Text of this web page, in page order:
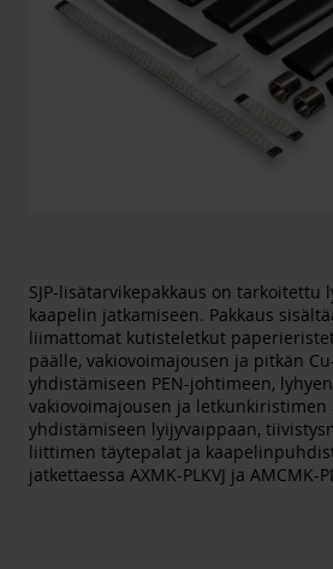
SJP-lisätarvikepakkaus on tarkoitettu
kaapelin jatkamiseen. Pakkaus
liimattomat kutisteletkut
päälle, vakiovoimajousen ja pitkän
yhdistämiseen PEN-johtimeen,
vakiovoimajousen ja letkunkiristimen
yhdistämiseen lyijyvaippaan,
liittimen täytepalat ja
jatkettaessa AXMK-PLKVJ ja AMCMK-